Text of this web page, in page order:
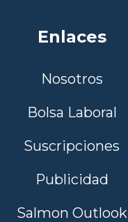
Enlaces
Nosotros
Bolsa Laboral
Suscripciones
Publicidad
Salmon Outlook